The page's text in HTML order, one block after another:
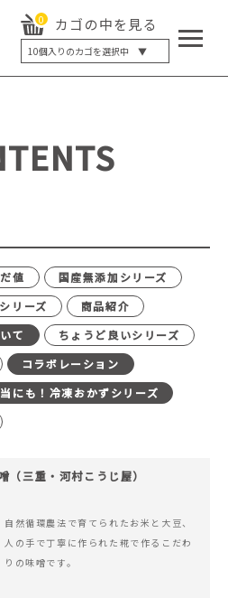
0 カゴの中を見る
10個入りのカゴを選択中 ▼
5個入り
20個入り
最大12%OFF
値
国産無添加シリーズ
リーズ
商品紹介
て
ちょうど良いシリーズ
コラボレーション
にも！冷凍おかずシリーズ
（三重・河村こうじ屋）
自然循環農法で育てられたお米と大豆、
人の手で丁寧に作られた糀で作るこだわ
りの味噌です。